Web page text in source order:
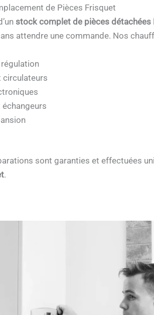
de Pièces Frisquet
stock complet de pièces détachées
attendre une commande. Nos
circulateurs
sont garanties et effectuées
.